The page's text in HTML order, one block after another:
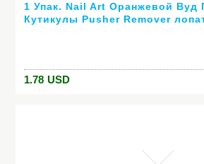
1 Упак. Nail Art Оранжевой Вуд
Кутикулы Pusher Remover
1.78 USD